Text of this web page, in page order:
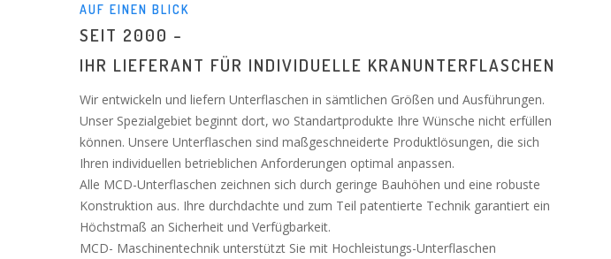
AUF EINEN BLICK
SEIT 2000 –
IHR LIEFERANT FÜR INDIVIDUELLE KRANUNTERFLASCHEN
Wir entwickeln und liefern Unterflaschen in sämtlichen Größen und Ausführungen.
Unser Spezialgebiet beginnt dort, wo Standartprodukte Ihre Wünsche nicht erfüllen
können. Unsere Unterflaschen sind maßgeschneiderte Produktlösungen, die sich
Ihren individuellen betrieblichen Anforderungen optimal anpassen.
Alle MCD-Unterflaschen zeichnen sich durch geringe Bauhöhen und eine robuste
Konstruktion aus. Ihre durchdachte und zum Teil patentierte Technik garantiert ein
Höchstmaß an Sicherheit und Verfügbarkeit.
MCD- Maschinentechnik unterstützt Sie mit Hochleistungs-Unterflaschen